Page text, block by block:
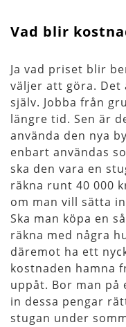
Vad blir
Ja vad priset blir
väljer att göra.
själv. Jobba från
längre tid. Sen är
använda den nya
enbart användas
ska den vara en
räkna runt 40 000
om man vill sätta
Ska man köpa en
räkna med några
däremot ha ett
kostnaden hamna
uppåt. Bor man på
in dessa pengar
stugan under